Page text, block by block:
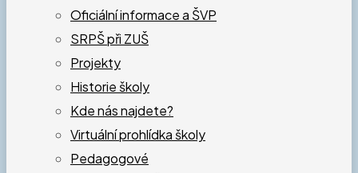
Oficiální informace a ŠVP
SRPŠ při ZUŠ
Projekty
Historie školy
Kde nás najdete?
Virtuální prohlídka školy
Pedagogové